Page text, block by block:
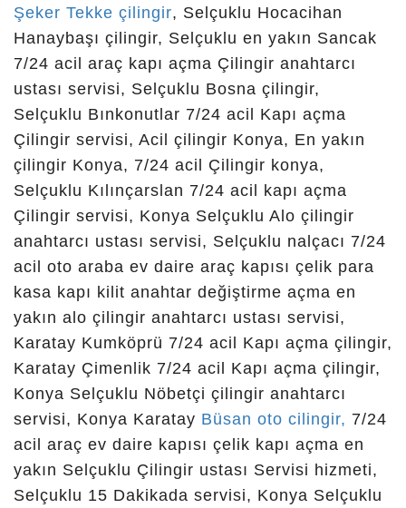
çikingir, en yakin cilingir telefonu, yakın çilingir,
çilingir konya karatay, bosna anahtarcı, hasan
çilingir, aydınlıkevler çilingir, bana en yakın
çilingir, sarnıç çilingir, alo cilingir, erenler çilingir,
çilingir numaraları, karatay oto çilingir, akıncılar
çilingir, selçuklu çilingir oto konya, sakarya
erenler çilingir, konya oto anahtarcı, konyada
obruk, konya sefaköy, konya aydoğdu mahallesi
çilingir, konya yazır mahallesi anahtarcı, yeni
mahalle konya anahtarcı, şifreli kilit, konya
araplar mahallesi çilingir, kosova mahallesi
çilingir, çilingir sakarya, alakova anahtarcı çilingir,
bosna mahallesi kampüs çilingir, anahtarcı ali
çilingir konya, şifreli kapı kilit sistemleri, sefaköy
konya çilingir, konya meram anahtarcı, konya
kayacık anahtarcı, konya selçuklu anahtarcı,
konya oto kapı açma, çelik kapı kilidi açma, konya
oto servis çilingir, selçuklu evleri çilingir,çilingir
konya -88, çilingir konya -888, çilingir konya -999,
çilingir konya meram, çilingir konya selçuklu,
Şeker Tekke çilingir, Selçuklu Hocacihan
Hanaybaşı çilingir, Selçuklu en yakın Sancak
7/24 acil araç kapı açma Çilingir anahtarcı
ustası servisi, Selçuklu Bosna çilingir,
Selçuklu Bınkonutlar 7/24 acil Kapı açma
Çilingir servisi, Acil çilingir Konya, En yakın
çilingir Konya, 7/24 acil Çilingir konya,
Selçuklu Kılınçarslan 7/24 acil kapı açma
Çilingir servisi, Konya Selçuklu Alo çilingir
anahtarcı ustası servisi, Selçuklu nalçacı 7/24
acil oto araba ev daire araç kapısı çelik para
kasa kapı kilit anahtar değiştirme açma en
yakın alo çilingir anahtarcı ustası servisi,
Karatay Kumköprü 7/24 acil Kapı açma çilingir,
Karatay Çimenlik 7/24 acil Kapı açma çilingir,
Konya Selçuklu Nöbetçi çilingir anahtarcı
servisi, Konya Karatay Büsan oto cilingir, 7/24
acil araç ev daire kapısı çelik kapı açma en
yakın Selçuklu Çilingir ustası Servisi hizmeti,
Selçuklu 15 Dakikada servisi, Konya Selçuklu